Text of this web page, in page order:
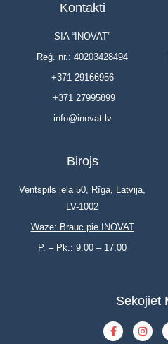
Kontakti
SIA “INOVAT”
Reģ. nr.: 40203428494
+371 29166956
+371 27995899
info@inovat.lv
Birojs
Ventspils iela 50, Rīga, Latvija,
LV-1002
Waze: Brauc pie INOVAT
P. – Pk.: 9.00 – 17.00
Sekojiet